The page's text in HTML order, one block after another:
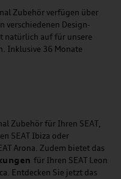
Zubehör verfügen über
verschiedenen Design-
natürlich auf für unsere
Inklusive 36 Monate
Zubehör für Ihren SEAT,
SEAT Ibiza oder
Arona. Zudem bietet das
für Ihren SEAT Leon
Entdecken Sie jetzt das